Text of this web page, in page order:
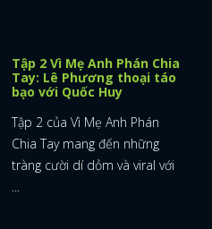
Tập 2 Vì Mẹ Anh Phán Chia
Tay: Lê Phương thoại táo
bạo với Quốc Huy
Tập 2 của Vì Mẹ Anh Phán
Chia Tay mang đến những
tràng cười dí dỏm và viral với
...